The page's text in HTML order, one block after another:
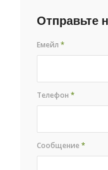
Отправьте
Емейл*
Телефон*
Сообщение*